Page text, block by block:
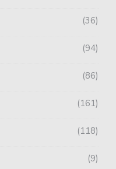
36
94
86
161
118
9